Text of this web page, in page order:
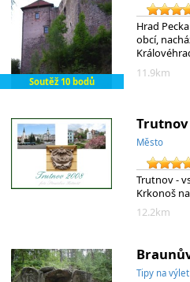
Soutěž 10 bodů
Hrad
obcí,
11.9km
Trutnov
Město
Trutnov -
Krkonoš
12.2km
Tipy na výlet